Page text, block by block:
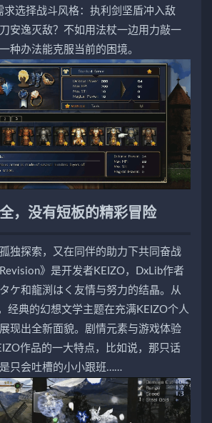
选择战斗风格：执利剑坚盾冲入敌
安逸灭敌？不如用法杖一边用力敲一
种办法能克服当前的困境。
，没有短板的精彩冒险
独探索，又在同伴的助力下共同奋战
》是开发者KEIZO，DxLib作者
ケ和龍渕はく友情与努力的结晶。从
经典的幻想文学主题在充满KEIZO个人
现出全新面貌。剧情元素与游戏体验
作品的一大特点，比如说，那只话
只会吐槽的小小跟班……